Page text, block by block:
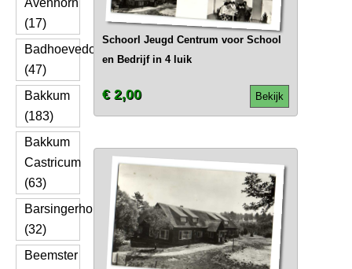
Avenhorn
(17)
Badhoevedorp
(47)
Bakkum
(183)
Bakkum
Castricum
(63)
Barsingerhorn
(32)
Beemster
Schoorl Jeugd Centrum voor School
en Bedrijf in 4 luik
Bekijk
€ 2,00